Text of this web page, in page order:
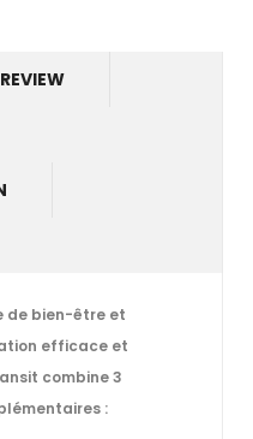
REVIEW
de bien-être et
efficace et
combine 3
: